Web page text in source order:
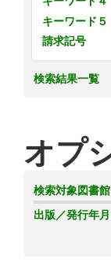
キーワード５
請求記号
検索結果一覧
オプ
検索対象図書館
出版／発行年月